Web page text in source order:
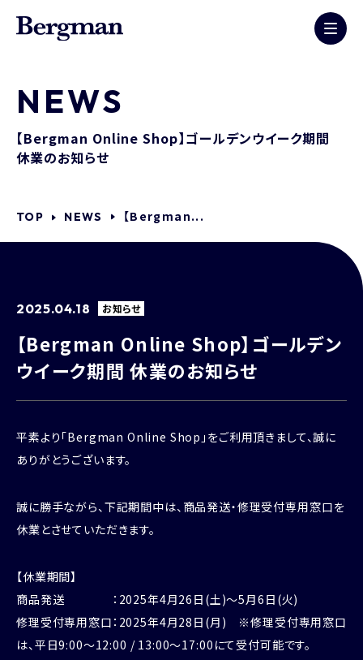
NEWS
【Bergman Online Shop】ゴールデンウイーク期間
休業のお知らせ
TOP NEWS 【Bergman...
2025.04.18 お知らせ
【Bergman Online Shop】ゴールデン
ウイーク期間 休業のお知らせ
平素より「Bergman Online Shop」をご利用頂きまして、誠に
ありがとうございます。
誠に勝手ながら、下記期間中は、商品発送・修理受付専用窓口を
休業とさせていただきます。
【休業期間】
商品発送 ：2025年4月26日(土)～5月6日(火)
修理受付専用窓口：2025年4月28日(月) ※修理受付専用窓口
は、平日9:00～12:00 / 13:00～17:00にて受付可能です。